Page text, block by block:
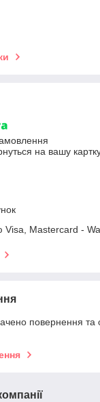
на вашу
Visa, Mastercard -
повернення та